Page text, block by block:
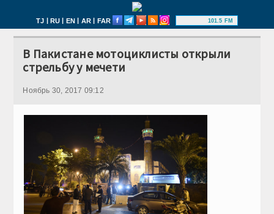
TJ | RU | EN | AR | FAR 101.5 FM
В Пакистане мотоциклисты открыли
стрельбу у мечети
Ноябрь 30, 2017 09:12